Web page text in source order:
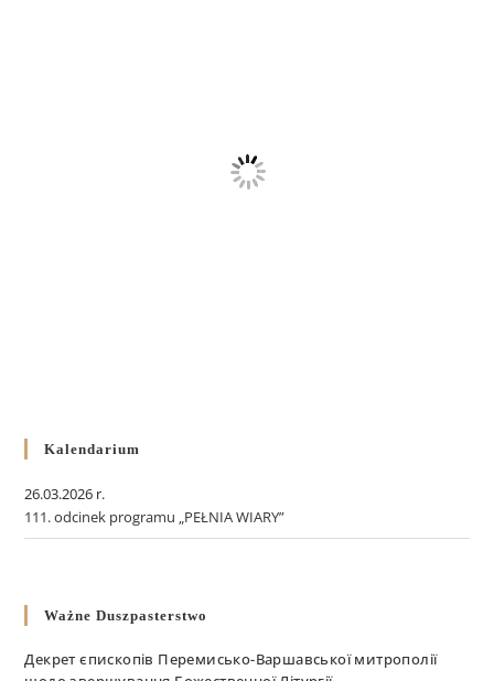
Kalendarium
26.03.2026 r.
111. odcinek programu „PEŁNIA WIARY”
Ważne Duszpasterstwo
Декрет єпископів Перемисько-Варшавської митрополії